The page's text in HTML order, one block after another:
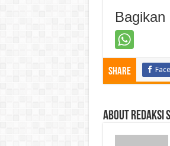
Bagikan
Share
About Redaksi